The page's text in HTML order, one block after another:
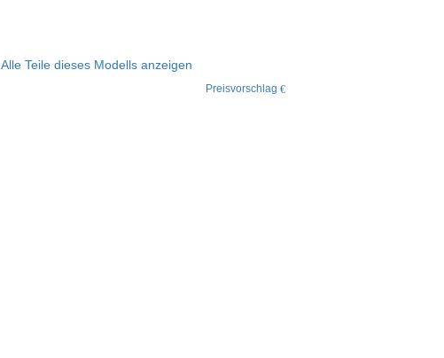
Alle Teile dieses Modells anzeigen
Preisvorschlag